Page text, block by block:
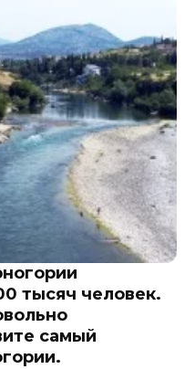
тысяч человек.
самый